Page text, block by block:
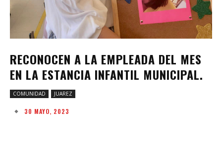
RECONOCEN A LA EMPLEADA DEL MES
EN LA ESTANCIA INFANTIL MUNICIPAL.
COMUNIDAD JUAREZ
30 MAYO, 2023